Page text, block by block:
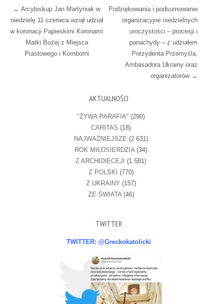
Post navigation
← Arcybiskup Jan Martyniak w
niedzielę 11 czerwca wziął udział
w koronacji Papieskimi Koronami
Matki Bożej z Miejsca
Piastowego i Komborni
Podziękowania i podsumowanie
organizacyjne niedzielnych
uroczystości – procesji i
panachydy – z udziałem
Prezydenta Przemyśla,
Ambasadora Ukrainy oraz
organizatorów →
AKTUALNOŚCI
"ŻYWA PARAFIA" (290)
CARITAS (18)
NAJWAŻNIEJSZE (2 631)
ROK MIŁOSIERDZIA (34)
Z ARCHIDIECEJI (1 581)
Z POLSKI (770)
Z UKRAINY (157)
ZE ŚWIATA(46)
TWITTER
TWITTER: @Greckokatolicki